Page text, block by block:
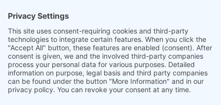
Pliki do pobrania SHP
Wybierz swój język
DE
EN
PL